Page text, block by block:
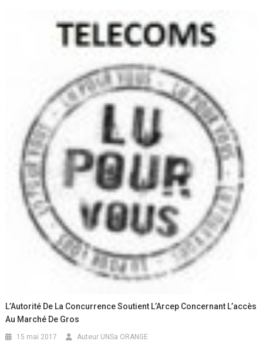
L’Autorité De La Concurrence Soutient L’Arcep Concernant L’accès
Au Marché De Gros
15 mai 2017 Auteur UNSa ORANGE